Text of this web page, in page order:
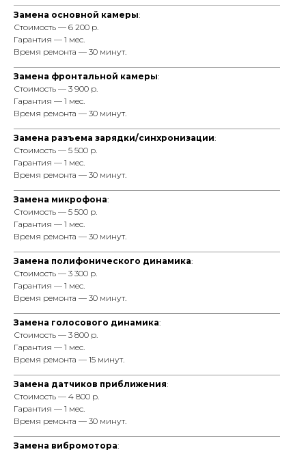
Замена основной камеры:
Стоимость — 6 200 р.
Гарантия — 1 мес.
Время ремонта — 30 минут.
Замена фронтальной камеры:
Стоимость — 3 900 р.
Гарантия — 1 мес.
Время ремонта — 30 минут.
Замена разъема зарядки/синхронизации:
Стоимость — 5 500 р.
Гарантия — 1 мес.
Время ремонта — 30 минут.
Замена микрофона:
Стоимость — 5 500 р.
Гарантия — 1 мес.
Время ремонта — 30 минут.
Замена полифонического динамика:
Стоимость — 3 300 р.
Гарантия — 1 мес.
Время ремонта — 30 минут.
Замена голосового динамика:
Стоимость — 3 800 р.
Гарантия — 1 мес.
Время ремонта — 15 минут.
Замена датчиков приближения:
Стоимость — 4 800 р.
Гарантия — 1 мес.
Время ремонта — 30 минут.
Замена вибромотора: